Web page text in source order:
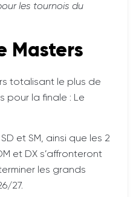
les tournois du
Masters
totalisant le plus de
pour la finale : Le
et SM, ainsi que les 2
et DX s’affronteront
les grands
27.